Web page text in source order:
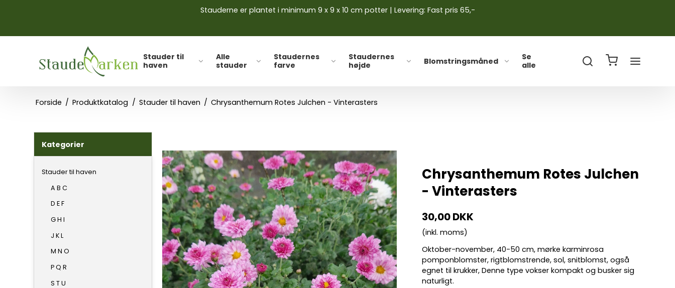
Stauderne er plantet i minimum 9 x 9 x 10 cm potter | Levering: Fast pris 65,-
Stauder til
haven
Alle
stauder
Staudernes
farve
Staudernes
højde
Blomstringsmåned
Se
alle
Forside / Produktkatalog / Stauder til haven / Chrysanthemum Rotes Julchen - Vinterasters
Kategorier
Stauder til haven
A B C
D E F
G H I
J K L
M N O
P Q R
S T U
Chrysanthemum Rotes Julchen
- Vinterasters
30,00 DKK
(inkl. moms)
Oktober-november, 40-50 cm, mørke karminrosa
pomponblomster, rigtblomstrende, sol, snitblomst, også
egnet til krukker, Denne type vokser kompakt og busker sig
naturligt.